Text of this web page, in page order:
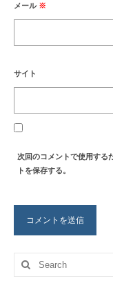
メール ※
サイト
次回のコメントで使用する
トを保存する。
Search
for: